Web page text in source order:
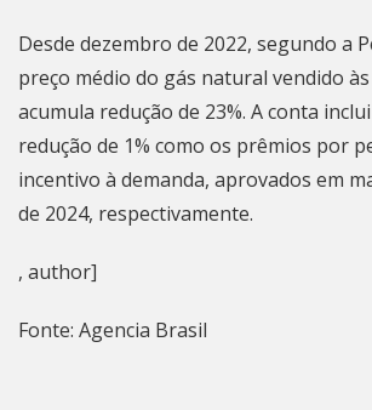
Desde dezembro de 2022, segundo a
preço médio do gás natural vendido
acumula redução de 23%. A conta
redução de 1% como os prêmios por
incentivo à demanda, aprovados em
de 2024, respectivamente.
, author]
Fonte: Agencia Brasil